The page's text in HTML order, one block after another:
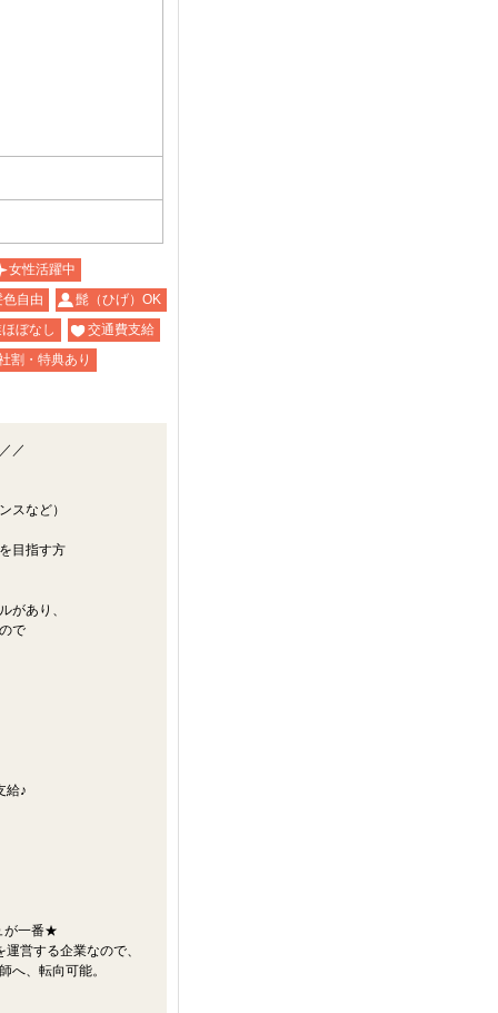
女性活躍中
自由
髭（ひげ）OK
ぼなし
交通費支給
割・特典あり
／
スなど）
目指す方
があり、
で
給♪
が一番★
営する企業なので、
へ、転向可能。